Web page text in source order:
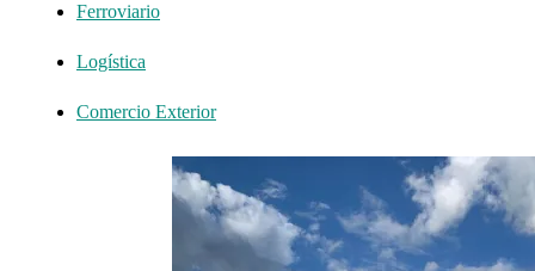
Ferroviario
Logística
Comercio Exterior